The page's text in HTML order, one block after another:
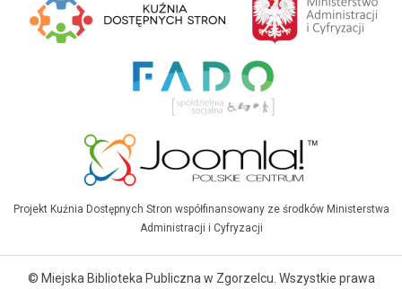
Projekt Kuźnia Dostępnych Stron współfinansowany ze środków Ministerstwa
Administracji i Cyfryzacji
© Miejska Biblioteka Publiczna w Zgorzelcu. Wszystkie prawa